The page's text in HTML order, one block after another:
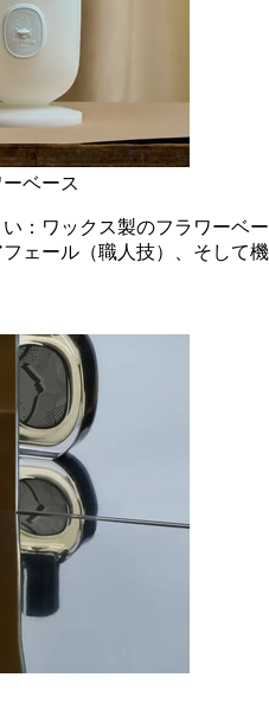
ベース
：ワックス製のフラワーベー
ェール（職人技）、そして機